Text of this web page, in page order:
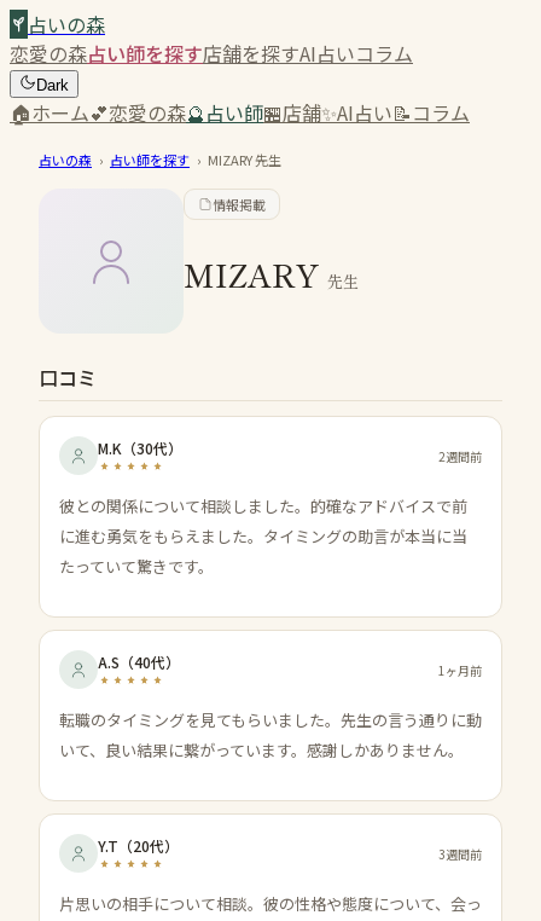
占いの森
恋愛の森占い師を探す店舗を探すAI占いコラム
Dark
🏠ホーム💕恋愛の森🔮占い師🏪店舗✨AI占い📝コラム
占いの森 › 占い師を探す › MIZARY先生
情報掲載
MIZARY 先生
口コミ
M.K （30代） 2週間前
彼との関係について相談しました。的確なアドバイスで前
に進む勇気をもらえました。タイミングの助言が本当に当
たっていて驚きです。
A.S （40代） 1ヶ月前
転職のタイミングを見てもらいました。先生の言う通りに動
いて、良い結果に繋がっています。感謝しかありません。
Y.T （20代） 3週間前
片思いの相手について相談。彼の性格や態度について、会っ